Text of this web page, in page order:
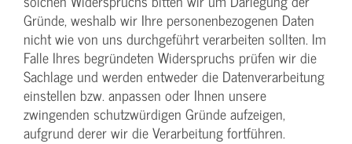
Gründe, weshalb wir Ihre personenbezogenen Daten
nicht wie von uns durchgeführt verarbeiten sollten. Im
Falle Ihres begründeten Widerspruchs prüfen wir die
Sachlage und werden entweder die Datenverarbeitung
einstellen bzw. anpassen oder Ihnen unsere
zwingenden schutzwürdigen Gründe aufzeigen,
aufgrund derer wir die Verarbeitung fortführen.